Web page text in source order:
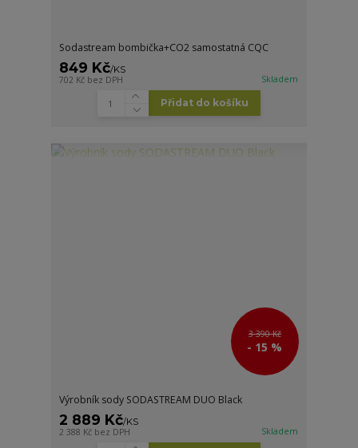
Sodastream bombička+CO2 samostatná CQC
849 Kč/KS
702 Kč bez DPH Skladem
Přidat do košíku
3 390 Kč
- 15 %
Výrobník sody SODASTREAM DUO Black
2 889 Kč/KS
2 388 Kč bez DPH Skladem